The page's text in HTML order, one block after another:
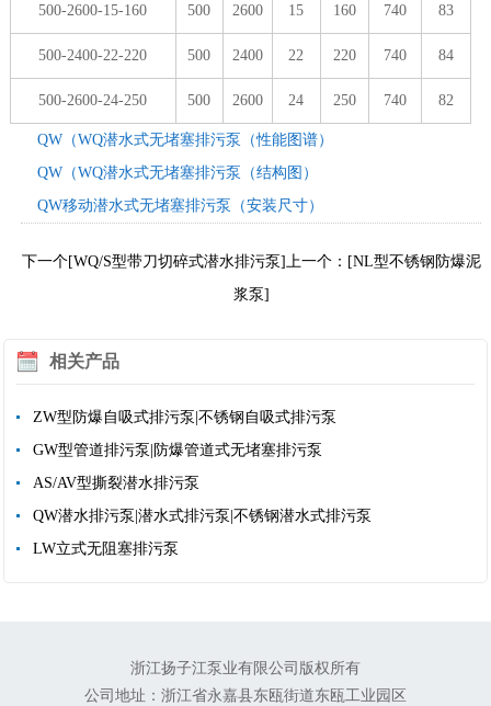
500-2600-15-160 500 2600 15 160 740 83
500-2400-22-220 500 2400 22 220 740 84
500-2600-24-250 500 2600 24 250 740 82
QW（WQ潜水式无堵塞排污泵（性能图谱）
QW（WQ潜水式无堵塞排污泵（结构图）
QW移动潜水式无堵塞排污泵（安装尺寸）
下一个[WQ/S型带刀切碎式潜水排污泵] 上一个：[NL型不锈钢防爆泥
浆泵]
相关产品
ZW型防爆自吸式排污泵|不锈钢自吸式排污泵
GW型管道排污泵|防爆管道式无堵塞排污泵
AS/AV型撕裂潜水排污泵
QW潜水排污泵|潜水式排污泵|不锈钢潜水式排污泵
LW立式无阻塞排污泵
浙江扬子江泵业有限公司版权所有
公司地址：浙江省永嘉县东瓯街道东瓯工业园区